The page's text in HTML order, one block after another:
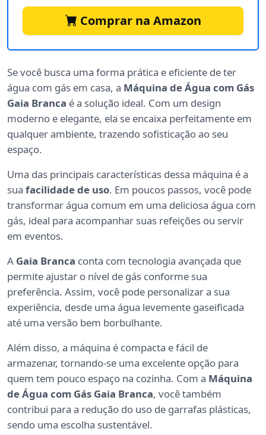
Comprar na Amazon
Se você busca uma forma prática e eficiente de ter
água com gás em casa, a Máquina de Água com Gás
Gaia Branca é a solução ideal. Com um design
moderno e elegante, ela se encaixa perfeitamente em
qualquer ambiente, trazendo sofisticação ao seu
espaço.
Uma das principais características dessa máquina é a
sua facilidade de uso. Em poucos passos, você pode
transformar água comum em uma deliciosa água com
gás, ideal para acompanhar suas refeições ou servir
em eventos.
A Gaia Branca conta com tecnologia avançada que
permite ajustar o nível de gás conforme sua
preferência. Assim, você pode personalizar a sua
experiência, desde uma água levemente gaseificada
até uma versão bem borbulhante.
Além disso, a máquina é compacta e fácil de
armazenar, tornando-se uma excelente opção para
quem tem pouco espaço na cozinha. Com a Máquina
de Água com Gás Gaia Branca, você também
contribui para a redução do uso de garrafas plásticas,
sendo uma escolha sustentável.